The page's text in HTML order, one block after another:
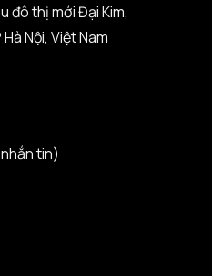
đô thị mới Đại Kim,
Nội, Việt Nam
tin)